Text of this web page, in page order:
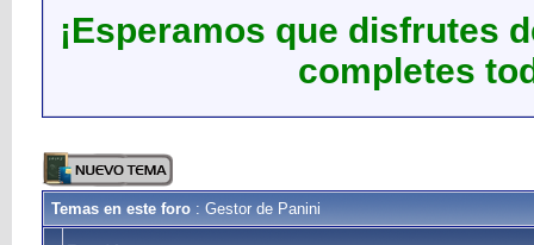
¡Esperamos que disfrutes
completes
Temas en este foro : Gestor de Panini